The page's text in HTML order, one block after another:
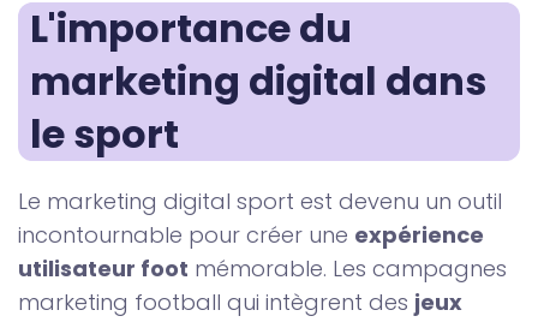
L'importance du
marketing digital dans
le sport
Le marketing digital sport est devenu un outil
incontournable pour créer une expérience
utilisateur foot mémorable. Les campagnes
marketing football qui intègrent des jeux